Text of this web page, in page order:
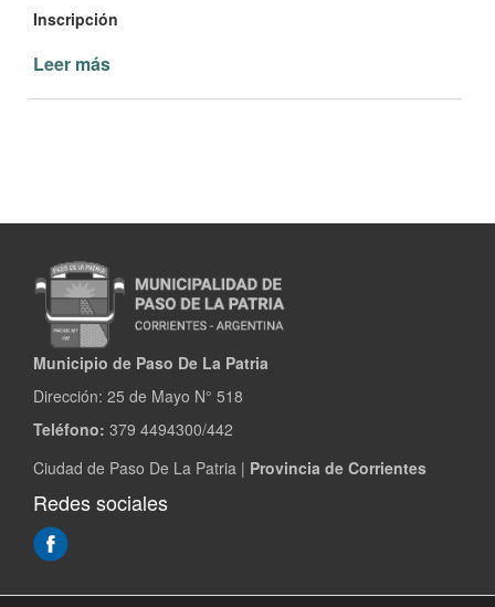
Inscripción
Leer más
Municipio de Paso De La Patria
Dirección: 25 de Mayo N° 518
Teléfono: 379 4494300/442
Ciudad de Paso De La Patria | Provincia de Corrientes
Redes sociales